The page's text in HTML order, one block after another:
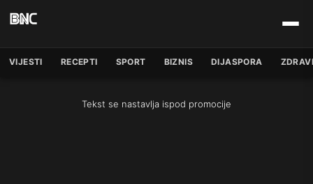
VIJESTI RECEPTI SPORT BIZNIS DIJASPORA
Tekst se nastavlja ispod promocije